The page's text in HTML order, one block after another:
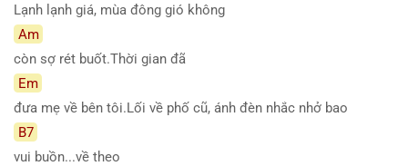
Lạnh lạnh giá, mùa đông gió không
Am
còn sợ rét buốt.Thời gian đã
Em
đưa mẹ về bên tôi.Lối về phố cũ, ánh đèn nhắc nhở bao
B7
vui buồn...về theo